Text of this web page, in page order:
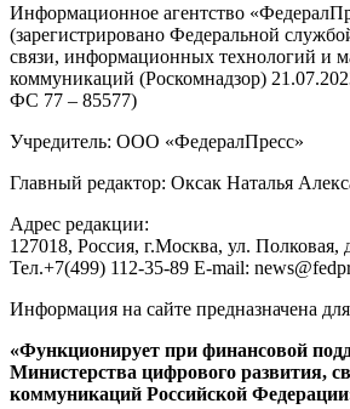
Информационное агентство
(зарегистрировано Федеральной
связи, информационных технологий и
коммуникаций (Роскомнадзор)
ФС 77 – 85577)
Учредитель: ООО «ФедералПресс»
Главный редактор: Оксак Наталья
Адрес редакции:
127018, Россия, г.Москва, ул. Полковая,
Тел.+7(499) 112-35-89 E-mail:
Информация на сайте предназначена
«Функционирует при финансовой
Министерства цифрового развития,
коммуникаций Российской